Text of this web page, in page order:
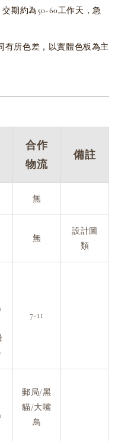
期約為50-60工作天，急
有所色差，以實體色板為主
合作
物流
備註
無
無
設計圖
類
7-11
郵局/黑
貓/大嘴
鳥